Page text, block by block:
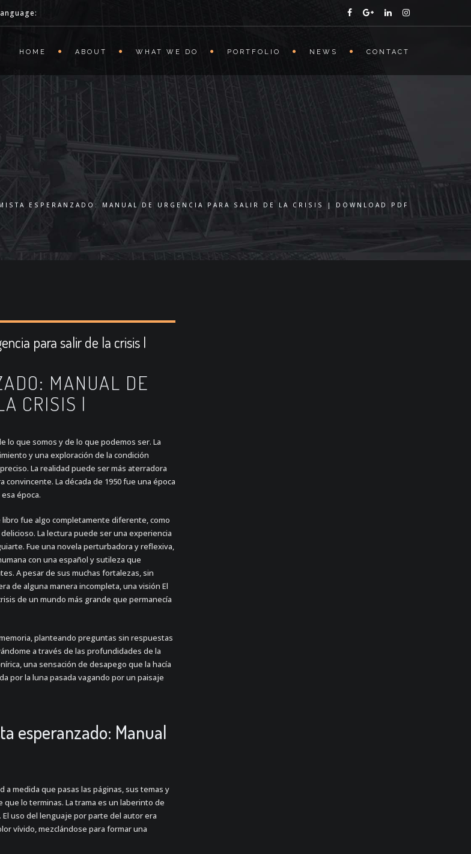
HOME ABOUT WHAT WE DO PORTFOLIO NEWS CONTACT
ESPERANZADO: MANUAL DE URGENCIA PARA SALIR DE LA CRISIS | DOWNLOAD PDF
para salir de la crisis |
MANUAL DE
CRISIS |
lo que somos y de lo que podemos ser. La
y una exploración de la condición
La realidad puede ser más aterradora
La década de 1950 fue una época
época.
fue algo completamente diferente, como
La lectura puede ser una experiencia
Fue una novela perturbadora y reflexiva,
con una español y sutileza que
A pesar de sus muchas fortalezas, sin
de alguna manera incompleta, una visión El
de un mundo más grande que permanecía
planteando preguntas sin respuestas
a través de las profundidades de la
una sensación de desapego que la hacía
por la luna pasada vagando por un paisaje
esperanzado: Manual
medida que pasas las páginas, sus temas y
lo terminas. La trama es un laberinto de
uso del lenguaje por parte del autor era
vívido, mezclándose para formar una